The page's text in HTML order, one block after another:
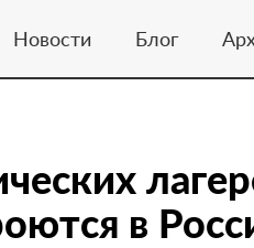
Новости Блог
в